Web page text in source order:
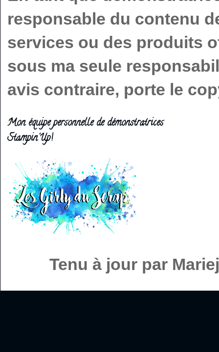
responsable du contenu
services ou des produits
sous ma seule
avis contraire, porte le
Mon équipe personnelle de démonstratrices
Stampin'Up!
Tenu à jour par